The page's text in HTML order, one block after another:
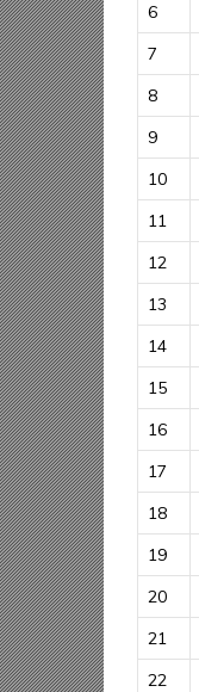
6
7
8
9
10
11
12
13
14
15
16
17
18
19
20
21
22